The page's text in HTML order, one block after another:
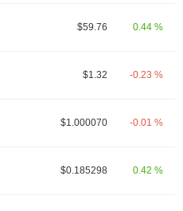
$59.76 0.44 %
$1.32 -0.23 %
$1.000070 -0.01 %
$0.185298 0.42 %